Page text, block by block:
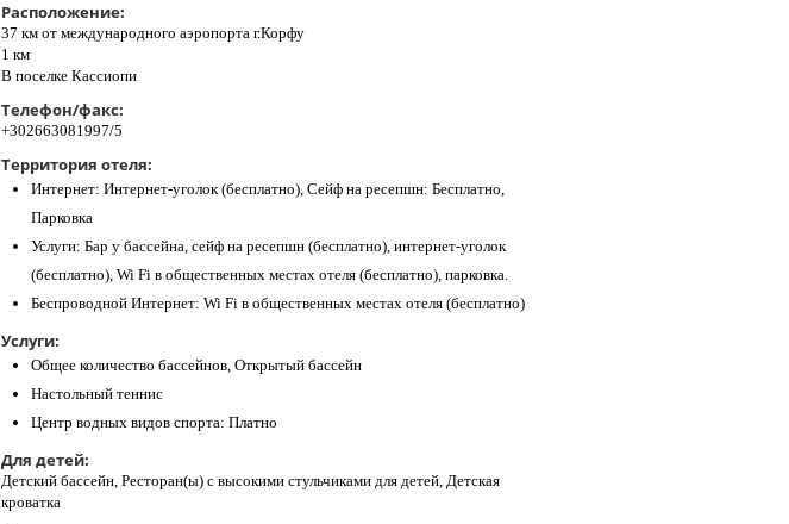
Расположение:
37 км от международного аэропорта г.Корфу
1 км
В поселке Кассиопи
Телефон/факс:
+302663081997/5
Территория отеля:
Интернет: Интернет-уголок (бесплатно), Сейф на ресепшн: Бесплатно,
Парковка
Услуги: Бар у бассейна, сейф на ресепшн (бесплатно), интернет-уголок
(бесплатно), Wi Fi в общественных местах отеля (бесплатно), парковка.
Беспроводной Интернет: Wi Fi в общественных местах отеля (бесплатно)
Услуги:
Общее количество бассейнов, Открытый бассейн
Настольный теннис
Центр водных видов спорта: Платно
Для детей:
Детский бассейн, Ресторан(ы) с высокими стульчиками для детей, Детская
кроватка